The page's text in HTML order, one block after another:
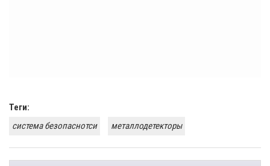
Теги:
система безопаснотси
металлодетекторы